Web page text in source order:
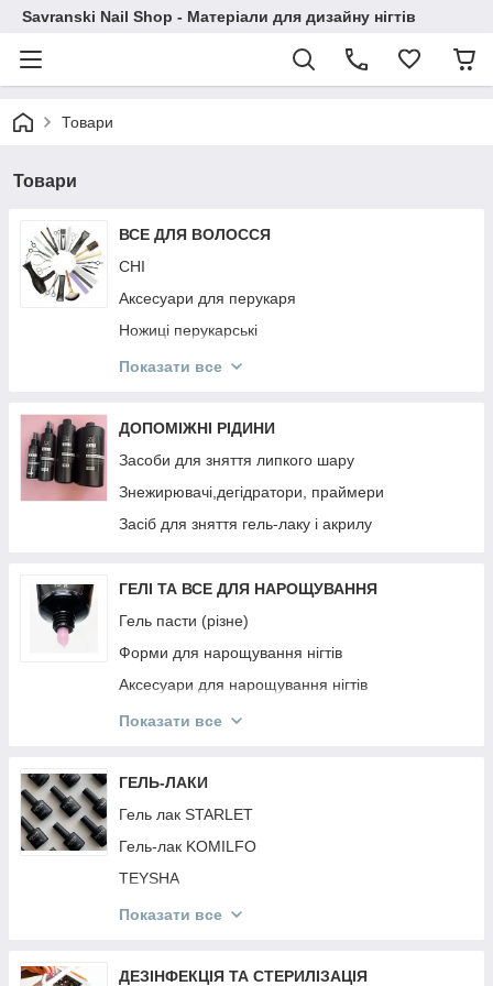
Savranski Nail Shop - Матеріали для дизайну нігтів
Товари
Товари
ВСЕ ДЛЯ ВОЛОССЯ
CHI
Аксесуари для перукаря
Ножиці перукарські
Гребінці
Ellips
KAYPRO
NOOK
РЕЗИНКИ Invisibobble
BRELIL
JNOWA
PROFIStyle
MIRELLA
ARTISTO
MOOD
INEBRYA
CONTEMPORA
КРАБИКИ ТА РЕЗИНКИ
Показати все
ДОПОМІЖНІ РІДИНИ
Засоби для зняття липкого шару
Знежирювачі,дегідратори, праймери
Засіб для зняття гель-лаку і акрилу
ГЕЛІ ТА ВСЕ ДЛЯ НАРОЩУВАННЯ
Гель пасти (різне)
Форми для нарощування нігтів
Аксесуари для нарощування нігтів
Гель фарби
Акрил Акрилгель
Гель павутина
Показати все
ГЕЛЬ-ЛАКИ
Гель лак STARLET
Гель-лак KOMILFO
TEYSHA
Гель лак KODI
Топи і Бази Різне
Показати все
ДЕЗІНФЕКЦІЯ ТА СТЕРИЛІЗАЦІЯ